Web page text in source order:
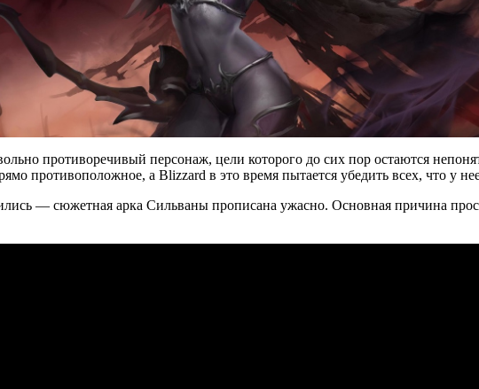
противоречивый персонаж, цели которого до сих пор остаются
противоположное, а Blizzard в это время пытается убедить всех, что у
— сюжетная арка Сильваны прописана ужасно. Основная причина